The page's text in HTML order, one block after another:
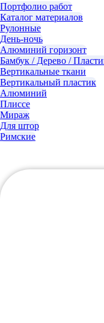
Портфолио работ
Каталог материалов
Рулонные
День-ночь
Алюминий горизонт
Бамбук / Дерево /
Вертикальные ткани
Вертикальный пластик
Алюминий
Плиссе
Мираж
Для штор
Римские